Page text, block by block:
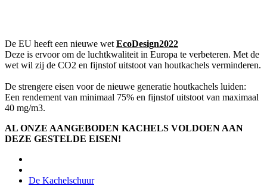
De EU heeft een nieuwe wet EcoDesign2022
Deze is ervoor om de luchtkwaliteit in Europa te verbeteren. Met de
wet wil zij de CO2 en fijnstof uitstoot van houtkachels verminderen.
De strengere eisen voor de nieuwe generatie houtkachels luiden:
Een rendement van minimaal 75% en fijnstof uitstoot van maximaal
40 mg/m3.
AL ONZE AANGEBODEN KACHELS VOLDOEN AAN
DEZE GESTELDE EISEN!
De Kachelschuur